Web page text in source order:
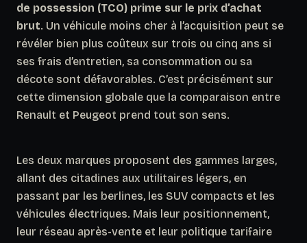
de possession (TCO) prime sur le prix d’achat
brut. Un véhicule moins cher à l’acquisition peut se
révéler bien plus coûteux sur trois ou cinq ans si
ses frais d’entretien, sa consommation ou sa
décote sont défavorables. C’est précisément sur
cette dimension globale que la comparaison entre
Renault et Peugeot prend tout son sens.
Les deux marques proposent des gammes larges,
allant des citadines aux utilitaires légers, en
passant par les berlines, les SUV compacts et les
véhicules électriques. Mais leur positionnement,
leur réseau après-vente et leur politique tarifaire